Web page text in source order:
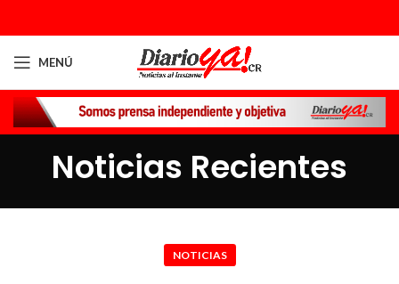
MENÚ
Noticias Recientes
NOTICIAS